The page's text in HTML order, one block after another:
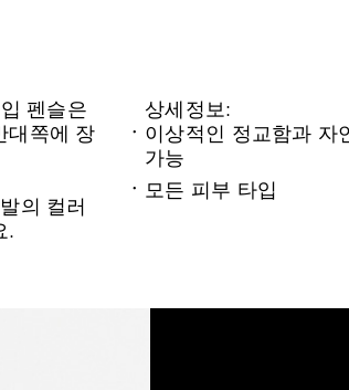
펜슬은
대쪽에 장
의 컬러
.
상세정보:
이상적인 정교함과 자
가능
모든 피부 타입